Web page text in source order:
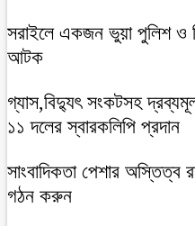
সরাইলে একজন ভুয়া পুলিশ ও
আটক
গ্যাস,বিদ্যুৎ সংকটসহ
১১ দলের স্বারকলিপি প্রদান
সাংবাদিকতা পেশার অস্তিত্ব
গঠন করুন